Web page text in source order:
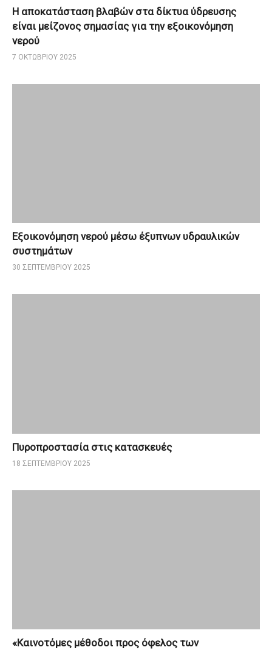
Η αποκατάσταση βλαβών στα δίκτυα ύδρευσης
είναι μείζονος σημασίας για την εξοικονόμηση
νερού
7 ΟΚΤΩΒΡΊΟΥ 2025
Εξοικονόμηση νερού μέσω έξυπνων υδραυλικών
συστημάτων
30 ΣΕΠΤΕΜΒΡΊΟΥ 2025
Πυροπροστασία στις κατασκευές
18 ΣΕΠΤΕΜΒΡΊΟΥ 2025
«Καινοτόμες μέθοδοι προς όφελος των